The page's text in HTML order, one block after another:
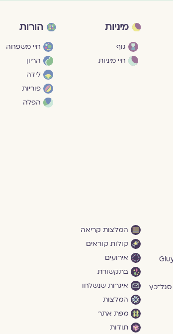
מיניות
גוף
חיי מיניות
הורות
חיי משפחה
הריון
לידה
פוריות
הפלה
המלצות קריאה
קולות קוראים
אירועים
בתקשורת
איגרות שנשלחו
המלצות
מפת אתר
תודות